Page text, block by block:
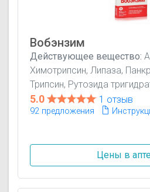
Вобэнзим
Действующее вещество:
Химотрипсин, Липаза,
Трипсин, Рутозида
5.0 1 отзыв
92 предложения
Цены в